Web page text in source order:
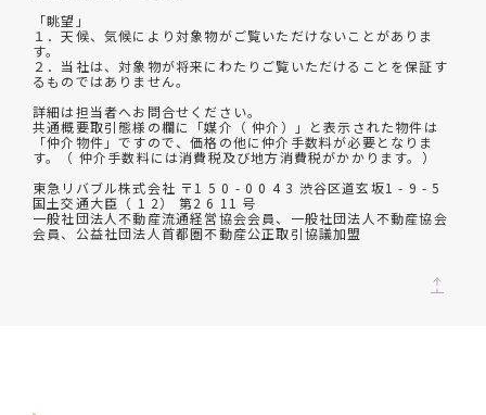
「眺望」
１．天候、気候により対象物がご覧いただけないことがありま
す。
２．当社は、対象物が将来にわたりご覧いただけることを保証す
るものではありません。
詳細は担当者へお問合せください。
共通概要取引態様の欄に「媒介（ 仲介）」と表示された物件は
「仲介物件」ですので、価格の他に仲介手数料が必要となりま
す。（ 仲介手数料には消費税及び地方消費税がかかります。）
東急リバブル株式会社 〒1 5 0 - 0 0 4 3 渋谷区道玄坂1 - 9 - 5
国土交通大臣（ 1 2） 第2 6 11 号
一般社団法人不動産流通経営協会会員、一般社団法人不動産協会
会員、公益社団法人首都圏不動産公正取引協議加盟